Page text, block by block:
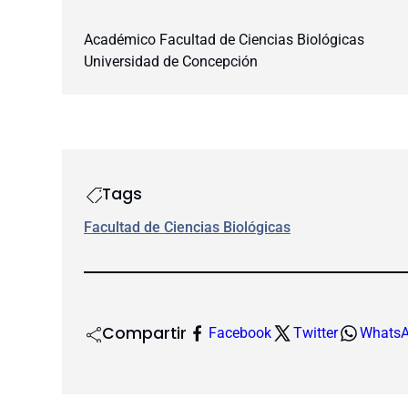
Académico Facultad de Ciencias Biológicas
Universidad de Concepción
Tags
Facultad de Ciencias Biológicas
Compartir Facebook Twitter